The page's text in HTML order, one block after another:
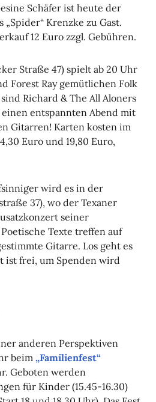
Schäfer ist heute der
Krenzke zu Gast.
12 Euro zzgl. Gebühren.
Straße 47) spielt ab 20 Uhr
Forest Ray gemütlichen Folk
Richard & The All Aloners
entspannten Abend mit
Gitarren! Karten kosten im
Euro und 19,80 Euro,
wird es in der
37), wo der Texaner
seiner
Texte treffen auf
Gitarre. Los geht es
ist frei, um Spenden wird
anderen Perspektiven
beim„Familienfest“
Geboten werden
für Kinder (15.45-16.30)